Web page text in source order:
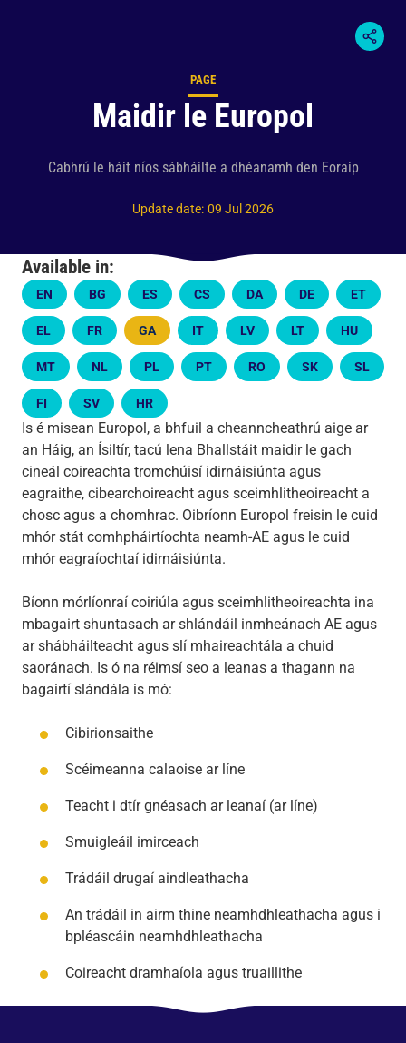
Maidir le Europol
Cabhrú le háit níos sábháilte a dhéanamh den Eoraip
Content type
PAGE
Update date: 09 Jul 2026
Available in:
EN BG ES CS DA DE ET
EL FR GA IT LV LT HU
MT NL PL PT RO SK SL
FI SV HR
Is é misean Europol, a bhfuil a cheanncheathrú aige ar
an Háig, an Ísiltír, tacú lena Bhallstáit maidir le gach
cineál coireachta tromchúisí idirnáisiúnta agus
eagraithe, cibearchoireacht agus sceimhlitheoireacht a
chosc agus a chomhrac. Oibríonn Europol freisin le cuid
mhór stát comhpháirtíochta neamh-AE agus le cuid
mhór eagraíochtaí idirnáisiúnta.
Bíonn mórlíonraí coiriúla agus sceimhlitheoireachta ina
mbagairt shuntasach ar shlándáil inmheánach AE agus
ar shábháilteacht agus slí mhaireachtála a chuid
saoránach. Is ó na réimsí seo a leanas a thagann na
bagairtí slándála is mó:
Cibirionsaithe
Scéimeanna calaoise ar líne
Teacht i dtír gnéasach ar leanaí (ar líne)
Smuigleáil imirceach
Trádáil drugaí aindleathacha
An trádáil in airm thine neamhdhleathacha agus i
bpléascáin neamhdhleathacha
Coireacht dramhaíola agus truaillithe